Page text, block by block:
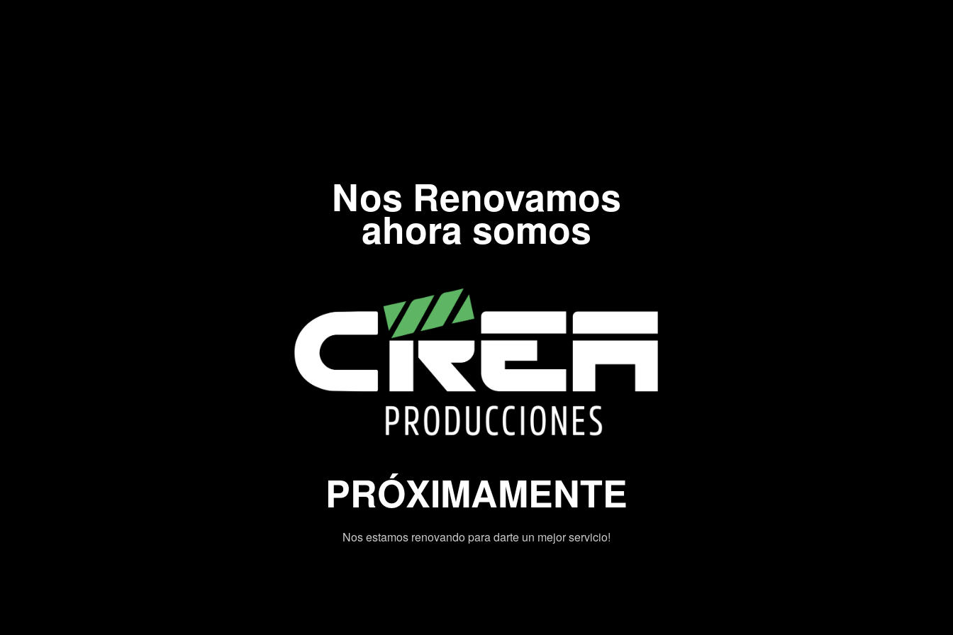
Nos Renovamos
ahora somos
PRÓXIMAMENTE
Nos estamos renovando para darte un mejor servicio!